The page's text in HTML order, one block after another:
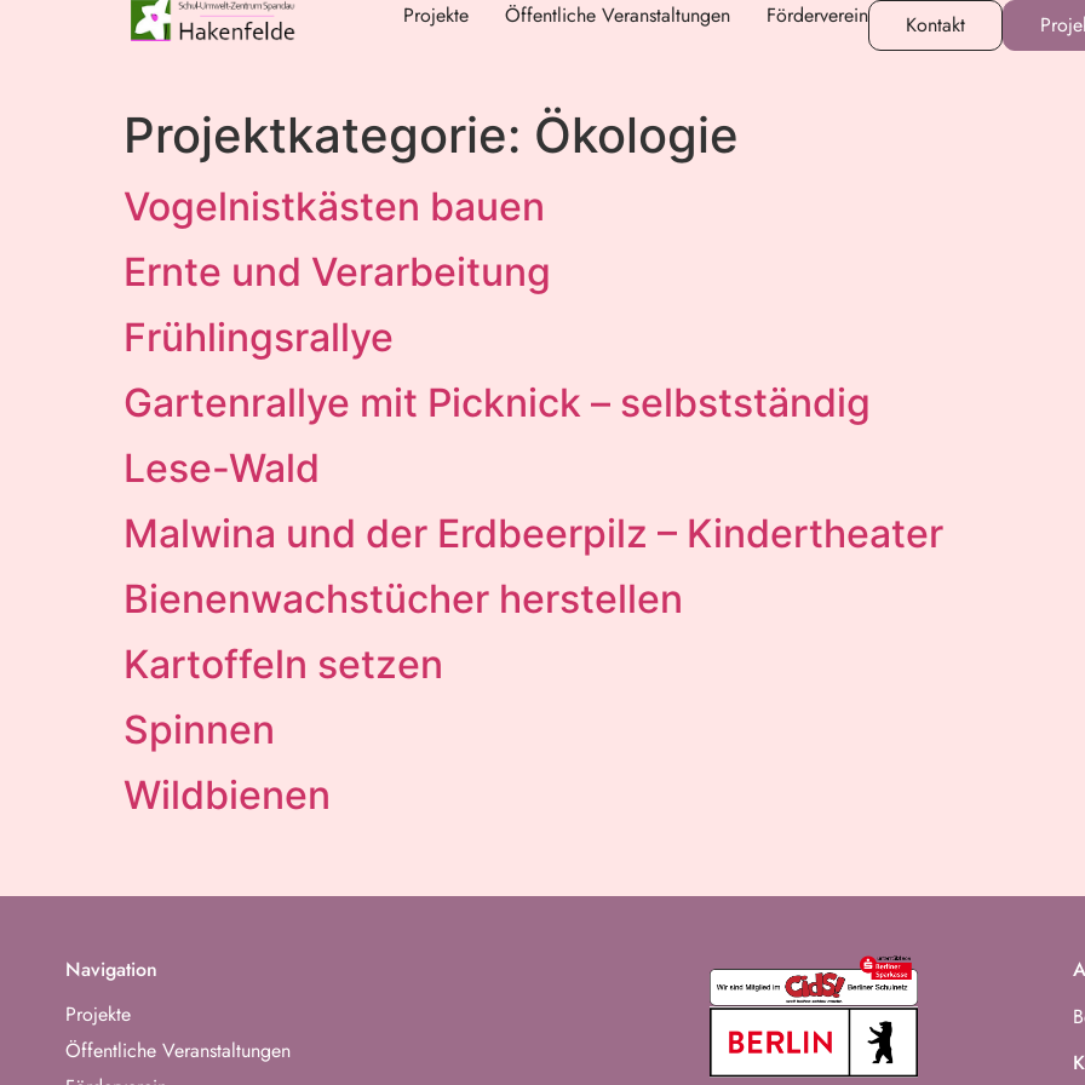
Projekte Öffentliche Veranstaltungen Förderverein Kontakt
Projektkategorie: Ökologie
Vogelnistkästen bauen
Ernte und Verarbeitung
Frühlingsrallye
Gartenrallye mit Picknick – selbstständig
Lese-Wald
Malwina und der Erdbeerpilz – Kindertheater
Bienenwachstücher herstellen
Kartoffeln setzen
Spinnen
Wildbienen
Navigation
Projekte
Öffentliche Veranstaltungen